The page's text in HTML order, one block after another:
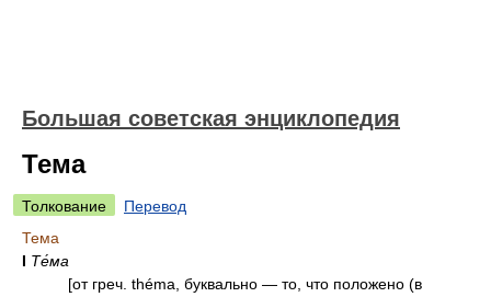
Большая советская энциклопедия
Тема
Толкование
Перевод
Тема
I Те́ма
[от греч. théma, буквально — то, что положено (в